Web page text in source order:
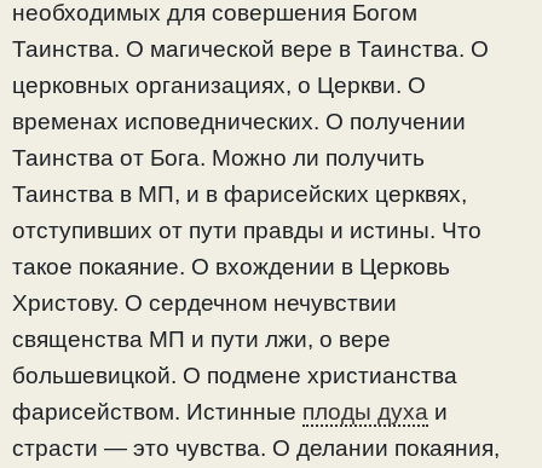
необходимых для совершения Богом
Таинства. О магической вере в Таинства. О
церковных организациях, о Церкви. О
временах исповеднических. О получении
Таинства от Бога. Можно ли получить
Таинства в МП, и в фарисейских церквях,
отступивших от пути правды и истины. Что
такое покаяние. О вхождении в Церковь
Христову. О сердечном нечувствии
священства МП и пути лжи, о вере
большевицкой. О подмене христианства
фарисейством. Истинные плоды духа и
страсти — это чувства. О делании покаяния,